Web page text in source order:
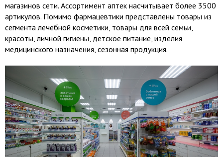
магазинов сети. Ассортимент аптек насчитывает более 3500
артикулов. Помимо фармацевтики представлены товары из
сегмента лечебной косметики, товары для всей семьи,
красоты, личной гигиены, детское питание, изделия
медицинского назначения, сезонная продукция.